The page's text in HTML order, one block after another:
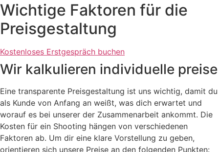
Wichtige Faktoren für die
Preisgestaltung
Kostenloses Erstgespräch buchen
Wir kalkulieren individuelle preise
Eine transparente Preisgestaltung ist uns wichtig, damit du
als Kunde von Anfang an weißt, was dich erwartet und
worauf es bei unserer der Zusammenarbeit ankommt. Die
Kosten für ein Shooting hängen von verschiedenen
Faktoren ab. Um dir eine klare Vorstellung zu geben,
orientieren sich unsere Preise an den folgenden Punkten: